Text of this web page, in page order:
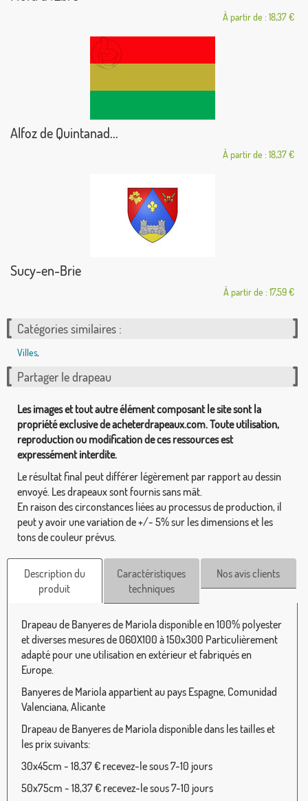
À partir de : 18,37 €
Alfoz de Quintanad...
À partir de : 18,37 €
Sucy-en-Brie
À partir de : 17,59 €
Catégories similaires :
Villes,
Partager le drapeau
Les images et tout autre élément composant le site sont la
propriété exclusive de acheterdrapeaux.com. Toute utilisation,
reproduction ou modification de ces ressources est
expressément interdite.
Le résultat final peut différer légèrement par rapport au dessin
envoyé. Les drapeaux sont fournis sans mât.
En raison des circonstances liées au processus de production, il
peut y avoir une variation de +/- 5% sur les dimensions et les
tons de couleur prévus.
Description du
produit
Caractéristiques
techniques
Nos avis clients
Drapeau de Banyeres de Mariola disponible en 100% polyester
et diverses mesures de 060X100 à 150x300 Particulièrement
adapté pour une utilisation en extérieur et fabriqués en
Europe.
Banyeres de Mariola appartient au pays Espagne, Comunidad
Valenciana, Alicante
Drapeau de Banyeres de Mariola disponible dans les tailles et
les prix suivants:
30x45cm - 18,37 € recevez-le sous 7-10 jours
50x75cm - 18,37 € recevez-le sous 7-10 jours